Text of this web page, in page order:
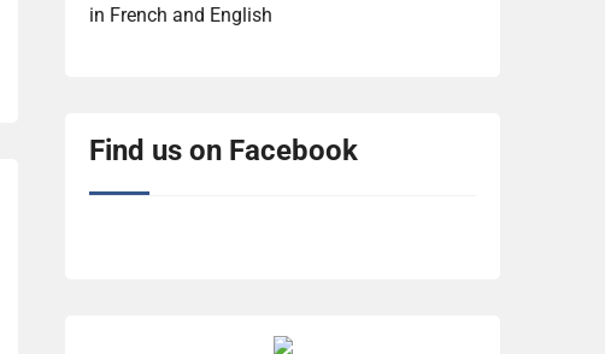
in French and English
Find us on Facebook